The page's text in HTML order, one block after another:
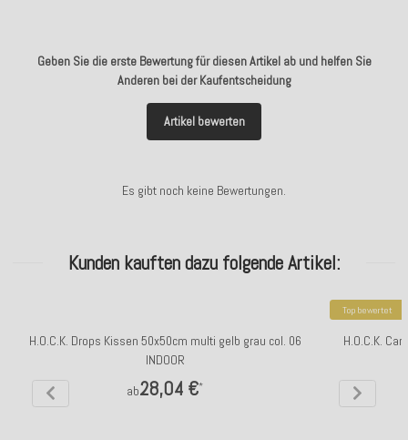
Geben Sie die erste Bewertung für diesen Artikel ab und helfen Sie
Anderen bei der Kaufentscheidung
Artikel bewerten
Es gibt noch keine Bewertungen.
Kunden kauften dazu folgende Artikel:
H.O.C.K. Drops Kissen 50x50cm multi gelb grau col. 06
INDOOR
ab28,04 €*
Top bewertet
H.O.C.K.